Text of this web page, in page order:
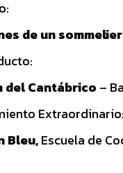
de un sommelier
del Cantábrico –
Extraordinario:
Bleu,Escuela de